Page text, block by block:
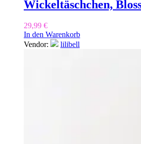
Wickeltäschchen,
29,99 €
In den Warenkorb
Vendor:
lilibell